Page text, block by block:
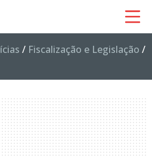
/ Fiscalização e Legislação /